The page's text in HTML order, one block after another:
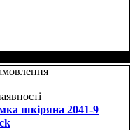
шкіряна 2041-9